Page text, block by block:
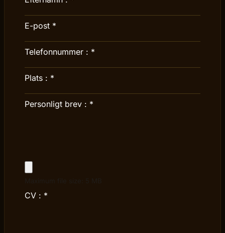
E-post *
Telefonnummer : *
Plats : *
Personligt brev : *
CV : *